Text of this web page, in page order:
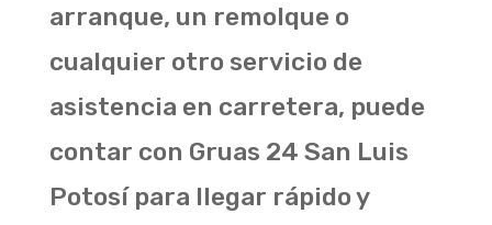
arranque, un remolque o
cualquier otro servicio de
asistencia en carretera, puede
contar con Gruas 24 San Luis
Potosí para llegar rápido y